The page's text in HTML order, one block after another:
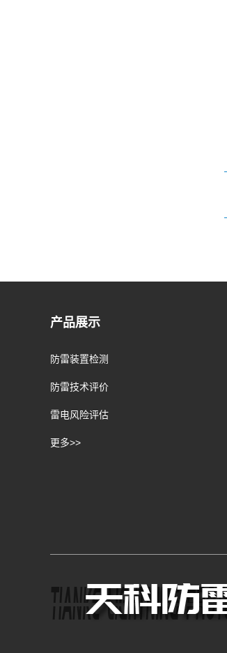
产品展示
防雷装置检测
防雷技术评价
雷电风险评估
更多>>